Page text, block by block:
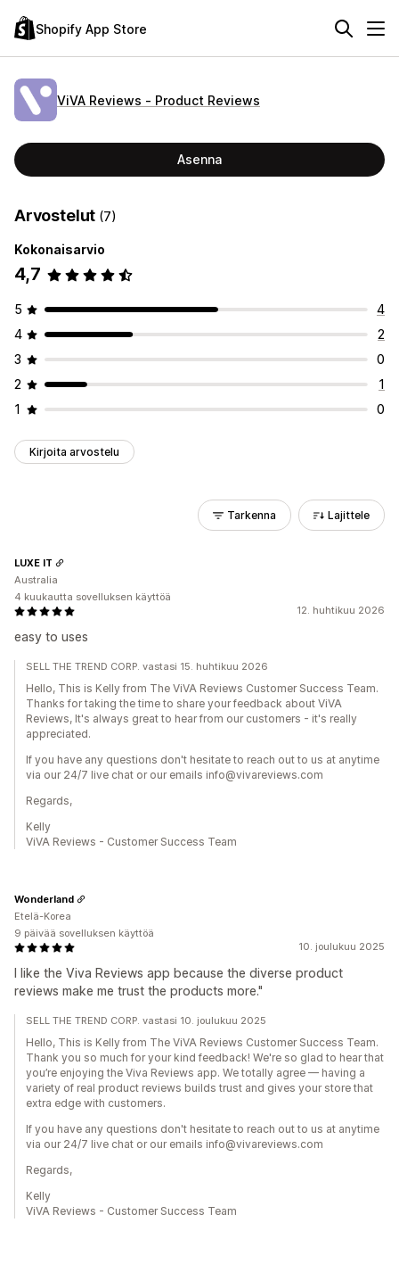
Shopify App Store
ViVA Reviews ‑ Product Reviews
Asenna
Arvostelut (7)
Kokonaisarvio
4,7
5
4
4
2
3
0
2
1
1
0
Kirjoita arvostelu
Tarkenna Lajittele
12. huhtikuu 2026
easy to uses
LUXE IT
Australia
4 kuukautta sovelluksen käyttöä
SELL THE TREND CORP. vastasi 15. huhtikuu 2026
Hello, This is Kelly from The ViVA Reviews Customer Success Team.
Thanks for taking the time to share your feedback about ViVA
Reviews, It's always great to hear from our customers - it's really
appreciated.
If you have any questions don't hesitate to reach out to us at anytime
via our 24/7 live chat or our emails info@vivareviews.com
Regards,
Kelly
ViVA Reviews - Customer Success Team
10. joulukuu 2025
I like the Viva Reviews app because the diverse product
reviews make me trust the products more."
Wonderland
Etelä-Korea
9 päivää sovelluksen käyttöä
SELL THE TREND CORP. vastasi 10. joulukuu 2025
Hello, This is Kelly from The ViVA Reviews Customer Success Team.
Thank you so much for your kind feedback! We're so glad to hear that
you’re enjoying the Viva Reviews app. We totally agree — having a
variety of real product reviews builds trust and gives your store that
extra edge with customers.
If you have any questions don't hesitate to reach out to us at anytime
via our 24/7 live chat or our emails info@vivareviews.com
Regards,
Kelly
ViVA Reviews - Customer Success Team